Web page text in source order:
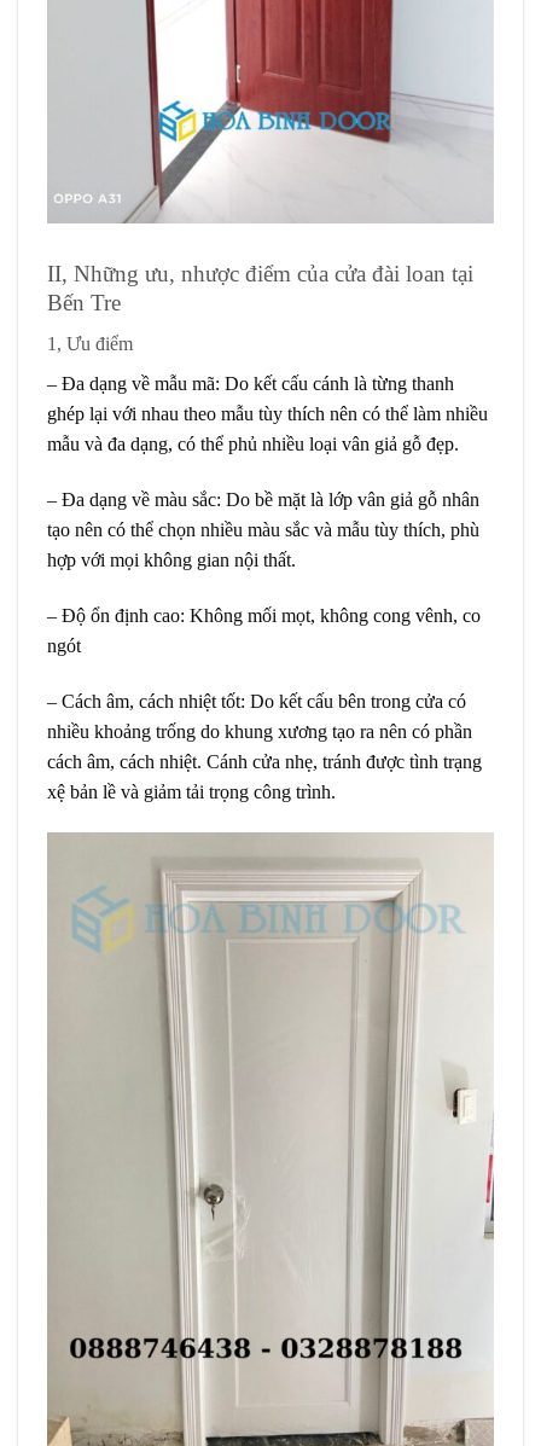
II, Những ưu, nhược điểm của cửa đài loan tại
Bến Tre
1, Ưu điểm
– Đa dạng về mẫu mã: Do kết cấu cánh là từng thanh
ghép lại với nhau theo mẫu tùy thích nên có thể làm nhiều
mẫu và đa dạng, có thể phủ nhiều loại vân giả gỗ đẹp.
– Đa dạng về màu sắc: Do bề mặt là lớp vân giả gỗ nhân
tạo nên có thể chọn nhiều màu sắc và mẫu tùy thích, phù
hợp với mọi không gian nội thất.
– Độ ổn định cao: Không mối mọt, không cong vênh, co
ngót
– Cách âm, cách nhiệt tốt: Do kết cấu bên trong cửa có
nhiều khoảng trống do khung xương tạo ra nên có phần
cách âm, cách nhiệt. Cánh cửa nhẹ, tránh được tình trạng
xệ bản lề và giảm tải trọng công trình.